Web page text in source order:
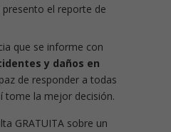
presento el reporte de
que se informe con
y daños en
de responder a todas
tome la mejor decisión.
GRATUITA sobre un